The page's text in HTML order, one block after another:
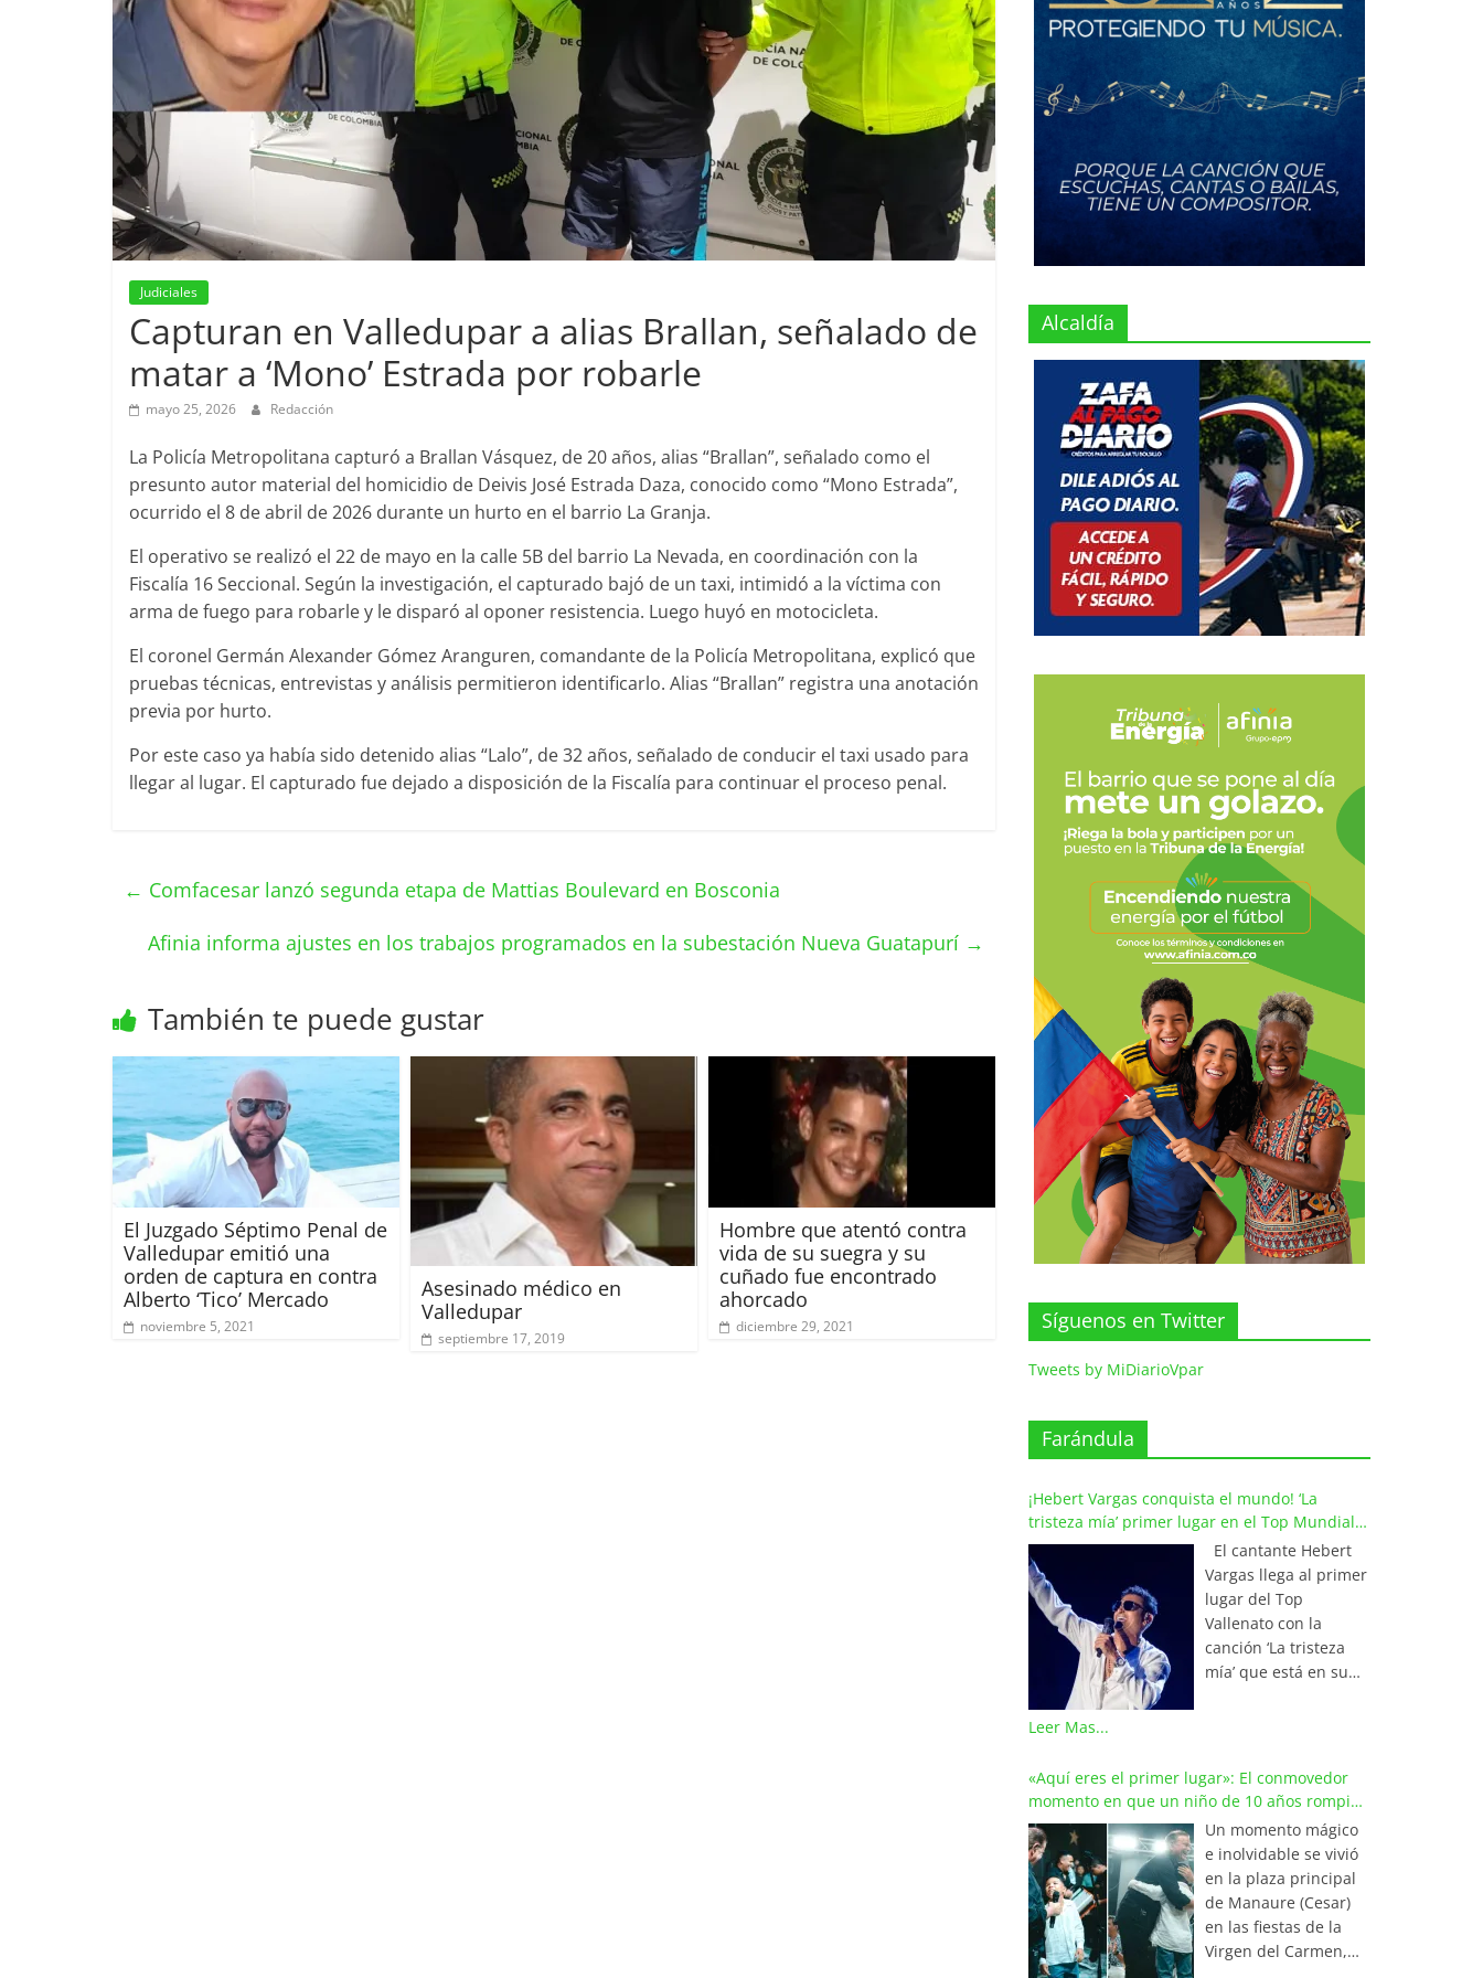
Judiciales
Capturan en Valledupar a alias Brallan, señalado de
matar a ‘Mono’ Estrada por robarle
mayo 25, 2026 Redacción
La Policía Metropolitana capturó a Brallan Vásquez, de 20 años, alias “Brallan”, señalado como el
presunto autor material del homicidio de Deivis José Estrada Daza, conocido como “Mono Estrada”,
ocurrido el 8 de abril de 2026 durante un hurto en el barrio La Granja.
El operativo se realizó el 22 de mayo en la calle 5B del barrio La Nevada, en coordinación con la
Fiscalía 16 Seccional. Según la investigación, el capturado bajó de un taxi, intimidó a la víctima con
arma de fuego para robarle y le disparó al oponer resistencia. Luego huyó en motocicleta.
El coronel Germán Alexander Gómez Aranguren, comandante de la Policía Metropolitana, explicó que
pruebas técnicas, entrevistas y análisis permitieron identificarlo. Alias “Brallan” registra una anotación
previa por hurto.
Por este caso ya había sido detenido alias “Lalo”, de 32 años, señalado de conducir el taxi usado para
llegar al lugar. El capturado fue dejado a disposición de la Fiscalía para continuar el proceso penal.
← Comfacesar lanzó segunda etapa de Mattias Boulevard en Bosconia
Afinia informa ajustes en los trabajos programados en la subestación Nueva Guatapurí →
También te puede gustar
El Juzgado Séptimo Penal de
Valledupar emitió una
orden de captura en contra
Alberto ‘Tico’ Mercado
noviembre 5, 2021
Asesinado médico en
Valledupar
septiembre 17, 2019
Hombre que atentó contra
vida de su suegra y su
cuñado fue encontrado
ahorcado
diciembre 29, 2021
Alcaldía
Síguenos en Twitter
Tweets by MiDiarioVpar
Farándula
¡Hebert Vargas conquista el mundo! ‘La
tristeza mía’ primer lugar en el Top Mundial
del Vallenato
El cantante Hebert
Vargas llega al primer
lugar del Top
Vallenato con la
canción ‘La tristeza
mía’ que está en su
de los listados
musicales en
Colombia y países de
América y Europa.
Esta emotiva
composición del
maestro Wilfran
Castillo se posicionó
en el primer lugar de
Leer Mas...
«Aquí eres el primer lugar»: El conmovedor
momento en que un niño de 10 años rompió
en llanto al cantar con Iván Villazón
Un momento mágico
e inolvidable se vivió
en la plaza principal
de Manaure (Cesar)
en las fiestas de la
Virgen del Carmen,